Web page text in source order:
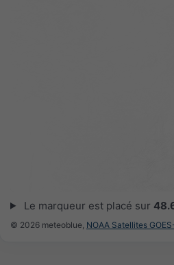
Le marqueur est placé sur
© 2026 meteoblue, NOAA Satellites